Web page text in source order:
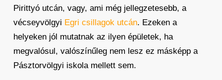
Pirittyó utcán, vagy, ami még jellegzetesebb, a
vécseyvölgyi Egri csillagok utcán. Ezeken a
helyeken jól mutatnak az ilyen épületek, ha
megvalósul, valószínűleg nem lesz ez másképp a
Pásztorvölgyi iskola mellett sem.